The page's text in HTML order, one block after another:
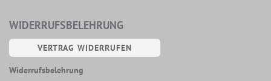
WIDERRUFSBELEHRUNG
VERTRAG WIDERRUFEN
Widerrufsbelehrung